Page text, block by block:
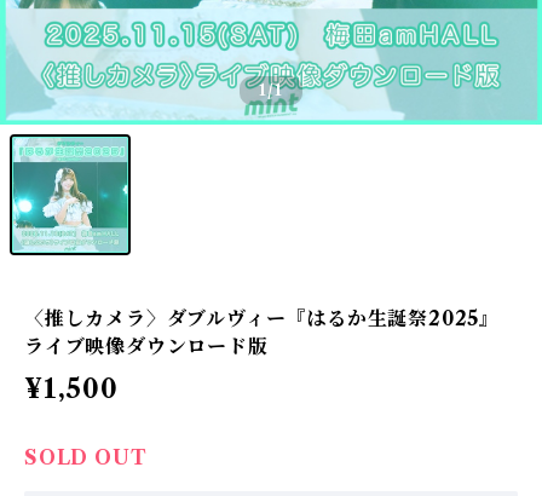
1/1
〈推しカメラ〉ダブルヴィー『はるか生誕祭2025』
ライブ映像ダウンロード版
¥1,500
SOLD OUT